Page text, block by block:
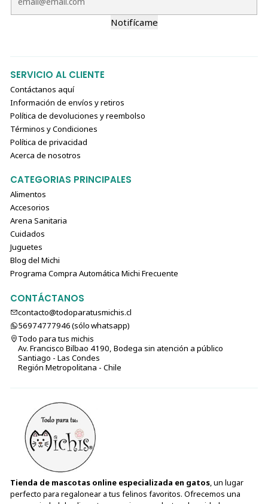
Notifícame
SERVICIO AL CLIENTE
Contáctanos aquí
Información de envíos y retiros
Política de devoluciones y reembolso
Términos y Condiciones
Política de privacidad
Acerca de nosotros
CATEGORIAS PRINCIPALES
Alimentos
Accesorios
Arena Sanitaria
Cuidados
Juguetes
Blog del Michi
Programa Compra Automática Michi Frecuente
CONTÁCTANOS
contacto@todoparatusmichis.cl
56974777946 (sólo⁣⁣⁣⁣⁣​​​​​​​​​​​​​​​ whatsapp)
Todo para tus michis
Av. Francisco Bilbao 4190, Bodega sin atención a público
Santiago - Las Condes
Región Metropolitana - Chile
Tienda de mascotas online especializada en gatos, un lugar
perfecto para regalonear a tus felinos favoritos. Ofrecemos una